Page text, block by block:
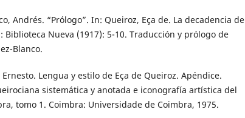
Andrés. “Prólogo”. In: Queiroz, Eça de. La decadencia de
Biblioteca Nueva (1917): 5-10. Traducción y prólogo de
Blanco.
Lengua y estilo de Eça de Queiroz. Apéndice.
sistemática y anotada e iconografía artística del
tomo 1. Coimbra: Universidade de Coimbra, 1975.